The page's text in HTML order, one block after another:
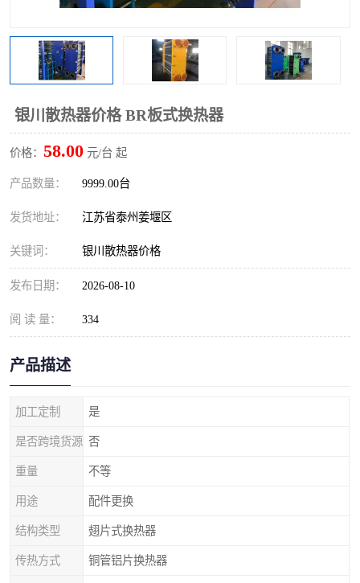
银川散热器价格 BR板式换热器
价格： 58.00 元/台 起
产品数量： 9999.00台
发货地址： 江苏省泰州姜堰区
关键词： 银川散热器价格
发布日期： 2026-08-10
阅 读 量： 334
产品描述
加工定制 是
是否跨境货源 否
重量 不等
用途 配件更换
结构类型 翅片式换热器
传热方式 铜管铝片换热器